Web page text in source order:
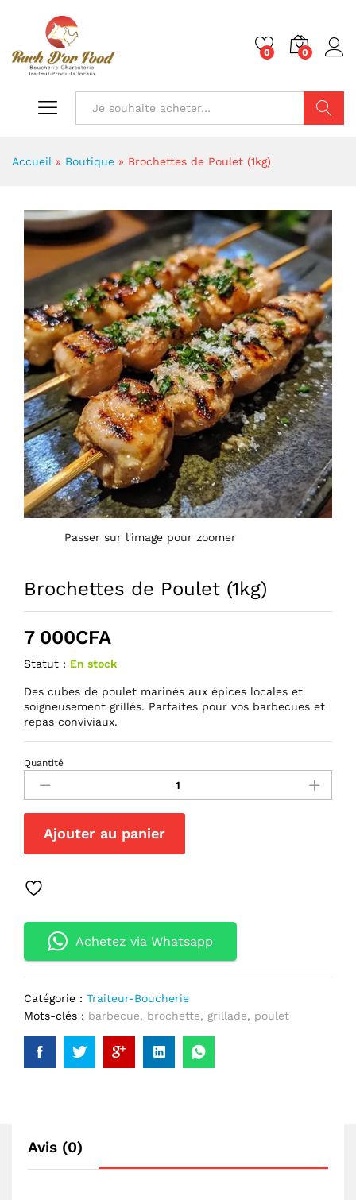
0 0
Accueil » Boutique » Brochettes de Poulet (1kg)
Passer sur l'image pour zoomer
Brochettes de Poulet (1kg)
7 000CFA
Statut : En stock
Des cubes de poulet marinés aux épices locales et
soigneusement grillés. Parfaites pour vos barbecues et
repas conviviaux.
Brochettes
Poulet
(1kg)
quantité(s)
Quantité
Ajouter au panier
Achetez via Whatsapp
Catégorie : Traiteur-Boucherie
Mots-clés : barbecue, brochette, grillade, poulet
Avis (0)